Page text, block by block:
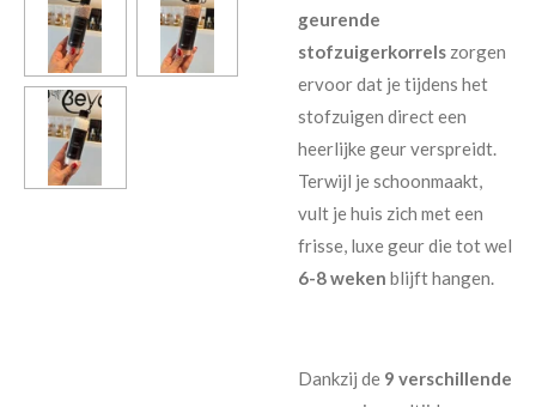
geurende
stofzuigerkorrels zorgen
ervoor dat je tijdens het
stofzuigen direct een
heerlijke geur verspreidt.
Terwijl je schoonmaakt,
vult je huis zich met een
frisse, luxe geur die tot wel
6-8 weken blijft hangen.
Dankzij de 9 verschillende